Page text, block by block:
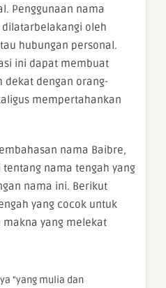
Penggunaan nama
oleh
hubungan personal.
ini dapat membuat
dekat dengan orang-
mempertahankan
nama Baibre,
nama tengah yang
nama ini. Berikut
yang cocok untuk
makna yang melekat
“yang mulia dan